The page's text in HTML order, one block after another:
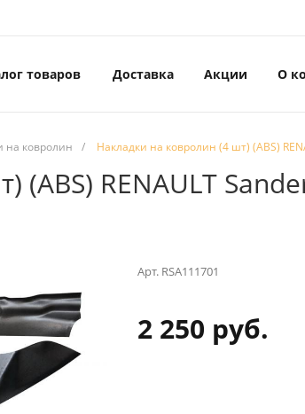
товаров Доставка Акции О
на ковролин / Накладки на ковролин (4 шт) (ABS)
RENAULT
Арт. RSA111701
2 250 руб.